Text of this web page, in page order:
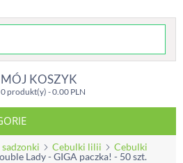
MÓJ KOSZYK
0 produkt(y) -0.00PLN
Cebulki lilii
Cebulki
Lady - GIGA paczka! - 50 szt.